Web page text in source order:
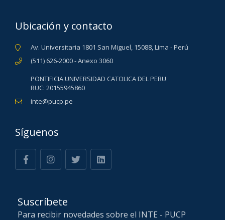
Ubicación y contacto
Av. Universitaria 1801 San Miguel, 15088, Lima - Perú
(511) 626-2000 - Anexo 3060
PONTIFICIA UNIVERSIDAD CATOLICA DEL PERU
RUC: 20155945860
inte@pucp.pe
Síguenos
Suscríbete
Para recibir novedades sobre el INTE - PUCP